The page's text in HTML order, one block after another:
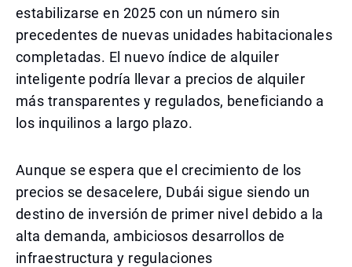
estabilizarse en 2025 con un número sin
precedentes de nuevas unidades habitacionales
completadas. El nuevo índice de alquiler
inteligente podría llevar a precios de alquiler
más transparentes y regulados, beneficiando a
los inquilinos a largo plazo.
Aunque se espera que el crecimiento de los
precios se desacelere, Dubái sigue siendo un
destino de inversión de primer nivel debido a la
alta demanda, ambiciosos desarrollos de
infraestructura y regulaciones